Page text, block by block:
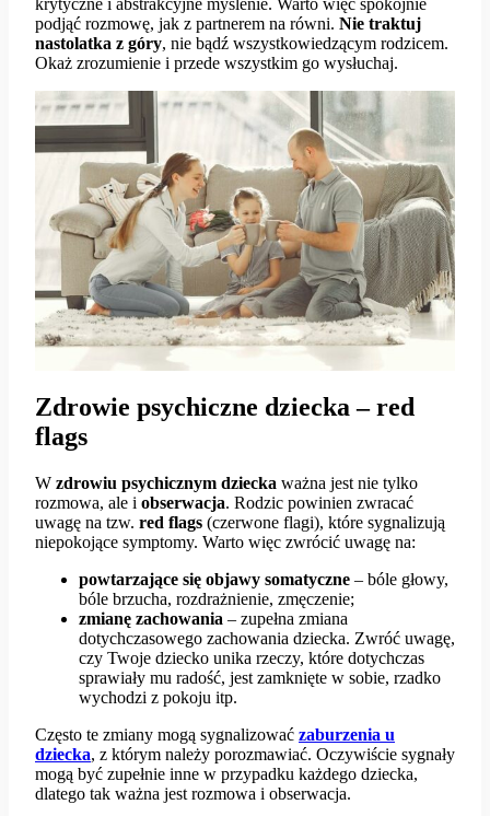
krytyczne i abstrakcyjne myślenie. Warto więc spokojnie
podjąć rozmowę, jak z partnerem na równi. Nie traktuj
nastolatka z góry, nie bądź wszystkowiedzącym rodzicem.
Okaż zrozumienie i przede wszystkim go wysłuchaj.
Zdrowie psychiczne dziecka – red
flags
W zdrowiu psychicznym dziecka ważna jest nie tylko
rozmowa, ale i obserwacja. Rodzic powinien zwracać
uwagę na tzw. red flags (czerwone flagi), które sygnalizują
niepokojące symptomy. Warto więc zwrócić uwagę na:
powtarzające się objawy somatyczne – bóle głowy,
bóle brzucha, rozdrażnienie, zmęczenie;
zmianę zachowania – zupełna zmiana
dotychczasowego zachowania dziecka. Zwróć uwagę,
czy Twoje dziecko unika rzeczy, które dotychczas
sprawiały mu radość, jest zamknięte w sobie, rzadko
wychodzi z pokoju itp.
Często te zmiany mogą sygnalizować zaburzenia u
dziecka, z którym należy porozmawiać. Oczywiście sygnały
mogą być zupełnie inne w przypadku każdego dziecka,
dlatego tak ważna jest rozmowa i obserwacja.